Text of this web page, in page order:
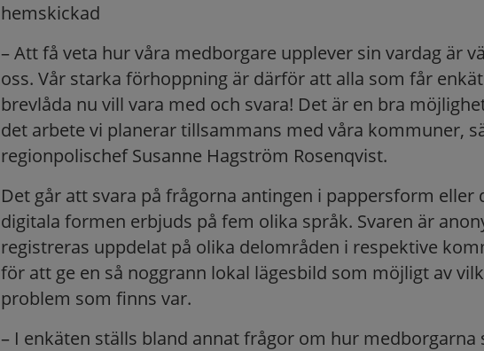
hemskickad
– Att få veta hur våra medborgare upplever sin vardag är
oss. Vår starka förhoppning är därför att alla som får
brevlåda nu vill vara med och svara! Det är en bra
det arbete vi planerar tillsammans med våra kommuner,
regionpolischef Susanne Hagström Rosenqvist.
Det går att svara på frågorna antingen i pappersform eller
digitala formen erbjuds på fem olika språk. Svaren är
registreras uppdelat på olika delområden i respektive
för att ge en så noggrann lokal lägesbild som möjligt av
problem som finns var.
– I enkäten ställs bland annat frågor om hur medborgarna